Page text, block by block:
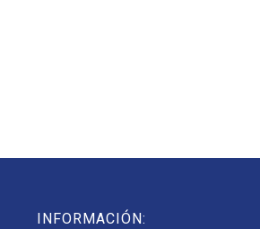
INFORMACIÓN: